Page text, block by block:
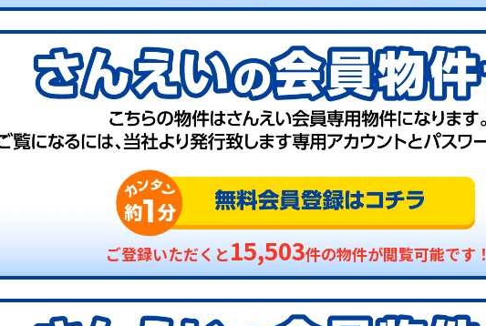
ご登録いただくと15,503件の物件が閲覧可能です！